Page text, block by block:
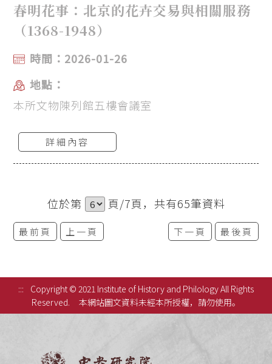
春明花事：北京的花卉交易與相關服務
（1368-1948）
時間：2026-01-26
地點：
本所文物陳列館五樓會議室
詳細內容
位於第 頁/7頁，共有65筆資料
最前頁 上一頁 下一頁 最後頁
:::
Copyright © 2021 Institute of History and Philology All Rights
Reserved.
本網站圖文資料未經本所授權，請勿使用。